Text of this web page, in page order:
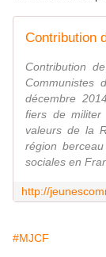
Contribution
Communistes
décembre
fiers de
valeurs de la
région
sociales en
#MJCF